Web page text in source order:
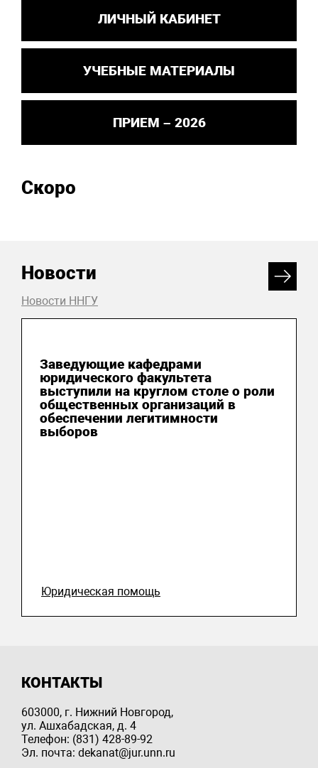
ЛИЧНЫЙ КАБИНЕТ
УЧЕБНЫЕ МАТЕРИАЛЫ
ПРИЕМ – 2026
Скоро
Новости
Новости ННГУ
Заведующие кафедрами
юридического факультета
выступили на круглом столе о роли
общественных организаций в
обеспечении легитимности
выборов
Юридическая помощь
КОНТАКТЫ
603000, г. Нижний Новгород,
ул. Ашхабадская, д. 4
Телефон: (831) 428-89-92
Эл. почта: dekanat@jur.unn.ru